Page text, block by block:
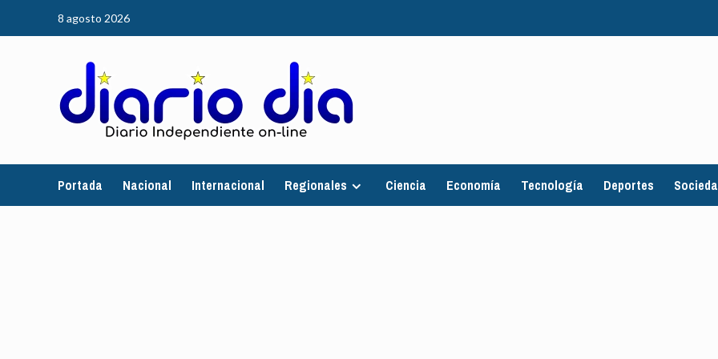
8 agosto 2026
Portada Nacional Internacional Regionales Ciencia Economía Tecnología Deportes